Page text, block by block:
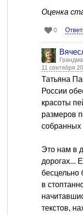
Оценка
0
11 сентября
Татьяна
России
красоты
размеров
собранных
Это нам в
дорогах...
в
текстов,